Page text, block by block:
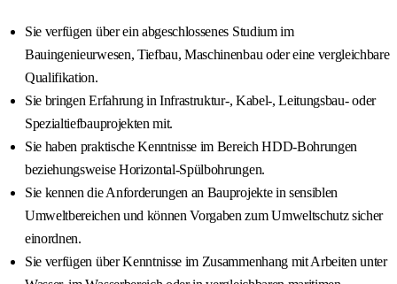
Sie verfügen über ein abgeschlossenes Studium im
Bauingenieurwesen, Tiefbau, Maschinenbau oder eine vergleichbare
Qualifikation.
Sie bringen Erfahrung in Infrastruktur-, Kabel-, Leitungsbau- oder
Spezialtiefbauprojekten mit.
Sie haben praktische Kenntnisse im Bereich HDD-Bohrungen
beziehungsweise Horizontal-Spülbohrungen.
Sie kennen die Anforderungen an Bauprojekte in sensiblen
Umweltbereichen und können Vorgaben zum Umweltschutz sicher
einordnen.
Sie verfügen über Kenntnisse im Zusammenhang mit Arbeiten unter